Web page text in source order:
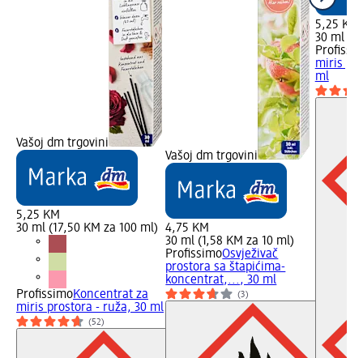
Vašoj dm trgovini
5,25 KM
30 ml (17,50 KM za 100 ml)
ProfissimoKoncentrat za
miris prostora - ruža, 30 ml
(52)
Vašoj dm trgovini
4,75 KM
30 ml (1,58 KM za 10 ml)
ProfissimoOsvježivač
prostora sa štapićima-
koncentrat,..., 30 ml
(3)
5,25 KM
30 ml
miris
ml